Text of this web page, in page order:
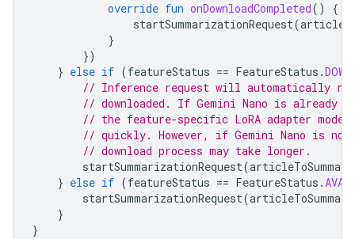
override fun onDownloadCompleted()
{
startSummarizationRequest(
}
})
} else if (featureStatus == FeatureStatus .
// Inference request will automatically
// downloaded. If Gemini Nano is already
// the feature-specific LoRA adapter model
// quickly. However, if Gemini Nano is not
// download process may take longer.
startSummarizationRequest(
} else if (featureStatus == FeatureStatus .
startSummarizationRequest(
}
}